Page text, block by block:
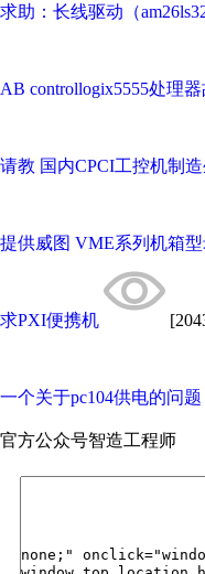
求助：长线驱动（
AB controllogix5555处理器
请教 国内CPCI工控机制
提供威图 VME系列机箱
求PXI便携机
一个关于pc104供电的问题
官方公众号智造工程师